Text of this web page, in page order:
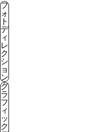
フ
ォ
ト
デ
ィ
レ
ク
シ
ョ
ン
グ
ラ
フ
ィ
ッ
ク